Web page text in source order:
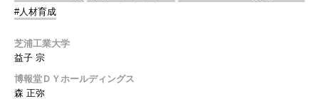
#人材育成
芝浦工業大学
益子 宗
博報堂ＤＹホールディングス
森 正弥